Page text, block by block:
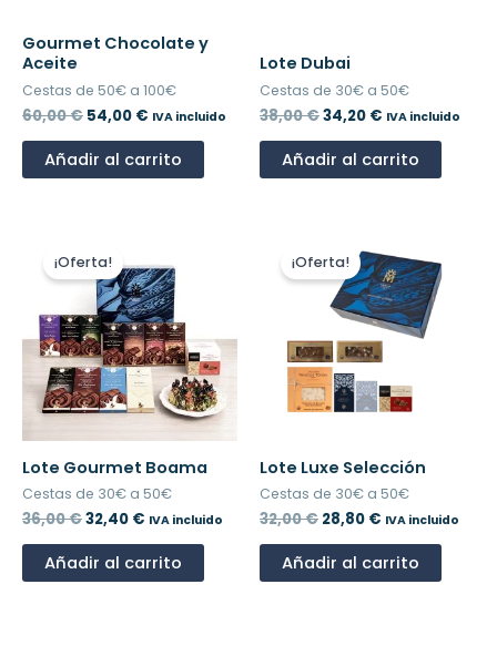
Gourmet Chocolate y
Aceite
Cestas de 50€ a 100€
60,00€ 54,00 € IVA incluido
Añadir al carrito
Lote Dubai
Cestas de 30€ a 50€
38,00€34,20 € IVA incluido
Añadir al carrito
Lote Gourmet Boama
Cestas de 30€ a 50€
36,00€
precio
original
era:
36,00 €.
32,40 €
actual
es:
32,40 €.
IVA incluido
Añadir al carrito
¡Oferta!
Lote Luxe Selección
Cestas de 30€ a 50€
32,00€
precio
original
era:
32,00 €.
28,80 €
precio
actual
es:
28,80 €.
IVA incluido
Añadir al carrito
¡Oferta!